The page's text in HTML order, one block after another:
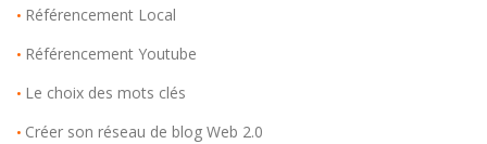
• Référencement Local
• Référencement Youtube
• Le choix des mots clés
• Créer son réseau de blog Web 2.0